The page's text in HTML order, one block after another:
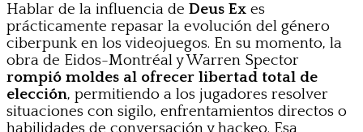
Hablar de la influencia de Deus Ex es
prácticamente repasar la evolución del género
ciberpunk en los videojuegos. En su momento, la
obra de Eidos-Montréal y Warren Spector
rompió moldes al ofrecer libertad total de
elección, permitiendo a los jugadores resolver
situaciones con sigilo, enfrentamientos directos o